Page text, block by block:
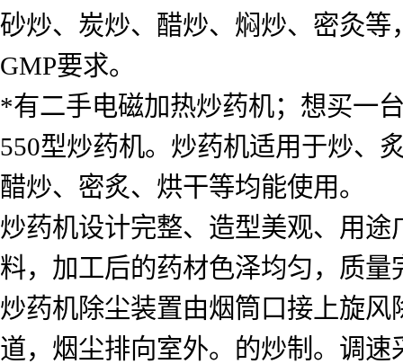
砂炒、炭炒、醋炒、焖炒、密灸
GMP要求。
*有二手电磁加热炒药机；想买一
550型炒药机。炒药机适用于炒、
醋炒、密炙、烘干等均能使用。
炒药机设计完整、造型美观、用
料，加工后的药材色泽均匀，质量
炒药机除尘装置由烟筒口接上旋
道，烟尘排向室外。的炒制。调